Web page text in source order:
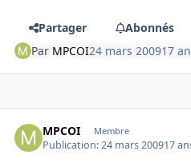
Partager
Abonnés
Par MPCOI24 mars 200917
MPCOI Membre
Publication:24 mars 200917